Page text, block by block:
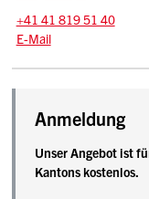
Tel.:
+41 41 819 51 40
E-Mail: einsiedeln.biz
E-Mail
Anmeldung
Unser Angebot ist
Kantons kostenlos.